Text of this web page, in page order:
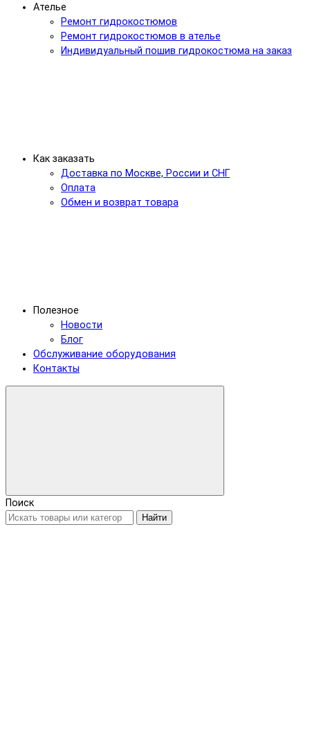
Ателье
Ремонт гидрокостюмов
Ремонт гидрокостюмов в ателье
Индивидуальный пошив гидрокостюма на заказ
Как заказать
Доставка по Москве, России и СНГ
Оплата
Обмен и возврат товара
Полезное
Новости
Блог
Обслуживание оборудования
Контакты
Поиск
Найти